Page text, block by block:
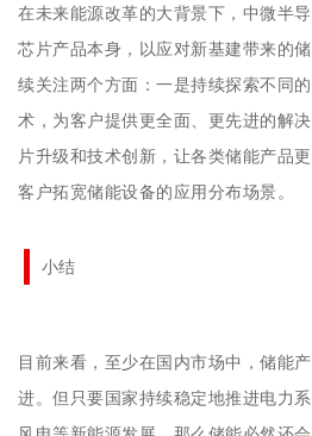
在未来能源改革的大背景下，中微半
芯片产品本身，以应对新基建带来的
续关注两个方面：一是持续探索不同
术，为客户提供更全面、更先进的解
片升级和技术创新，让各类储能产品
客户拓宽储能设备的应用分布场景。
小结
目前来看，至少在国内市场中，储能
进。但只要国家持续稳定地推进电力